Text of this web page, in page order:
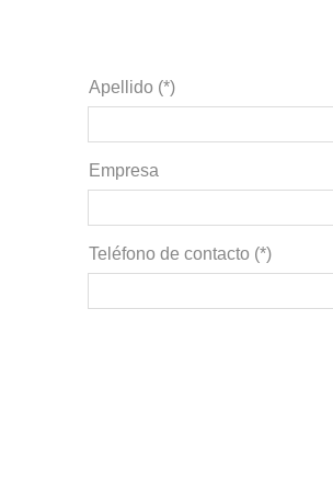
Apellido (*)
Empresa
Teléfono de contacto (*)